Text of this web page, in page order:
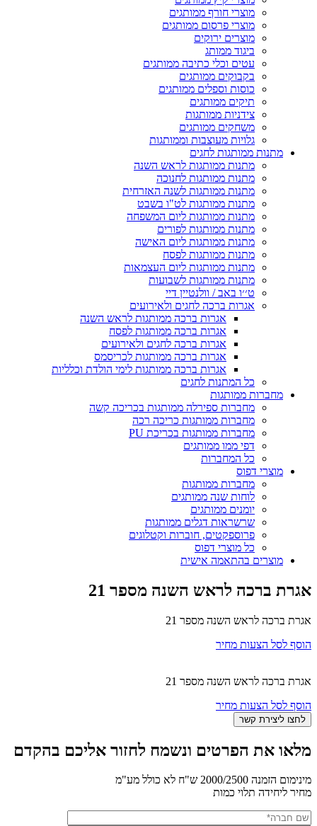
מוצרי חורף ממותגים
מוצרי פרסום ממותגים
מוצרים ירוקים
ביגוד ממותג
עטים וכלי כתיבה ממותגים
בקבוקים ממותגים
כוסות וספלים ממותגים
תיקים ממותגים
צידניות ממותגות
משחקים ממותגים
גלויות מעוצבות וממותגות
מתנות ממותגות לחגים
מתנות ממותגות לראש השנה
מתנות ממותגות לחנוכה
מתנות ממותגות לשנה האזרחית
מתנות ממותגות לט"ו בשבט
מתנות ממותגות ליום המשפחה
מתנות ממותגות לפורים
מתנות ממותגות ליום האישה
מתנות ממותגות לפסח
מתנות ממותגות ליום העצמאות
מתנות ממותגות לשבועות
ט׳׳ו באב / וולנטיין דיי
אגרות ברכה לחגים ולאירועים
אגרות ברכה ממותגות לראש השנה
אגרות ברכה ממותגות לפסח
אגרות ברכה לחגים ולאירועים
אגרות ברכה ממותגות לכריסמס
אגרות ברכה ממותגות לימי הולדת וכלליות
כל המתנות לחגים
מחברות ממותגות
מחברות ספירלה ממותגות בכריכה קשה
מחברות ממותגות כריכה רכה
מחברות ממותגות בכריכת PU
דפי ממו ממותגים
כל המחברות
מוצרי דפוס
מחברות ממותגות
לוחות שנה ממותגים
יומנים ממותגים
שרשראות דגלים ממותגות
פרוספקטים, חוברות וקטלוגים
כל מוצרי דפוס
מוצרים בהתאמה אישית
אגרת ברכה לראש השנה מספר 21
אגרת ברכה לראש השנה מספר 21
הוסף לסל הצעות מחיר
אגרת ברכה לראש השנה מספר 21
הוסף לסל הצעות מחיר
מלאו את הפרטים ונשמח לחזור אליכם בהקדם
מינימום הזמנה 2000/2500 ש"ח לא כולל מע"מ
מחיר ליחידה תלוי כמות